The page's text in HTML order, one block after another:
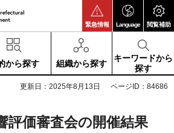
緊急情報 Language 閲覧補助
から探す 組織から探す
キーワードから
探す
更新日：2025年8月13日 ページID：84686
評価審査会の開催結果